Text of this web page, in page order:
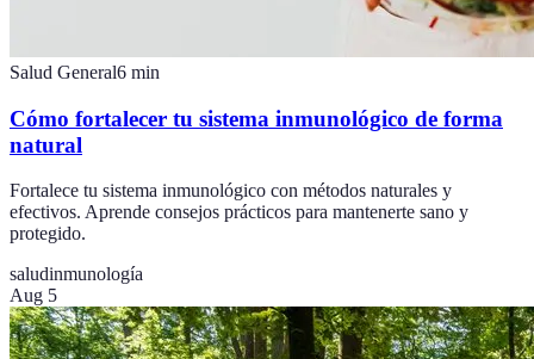
Salud General6 min
Cómo fortalecer tu sistema inmunológico de forma
natural
Fortalece tu sistema inmunológico con métodos naturales y
efectivos. Aprende consejos prácticos para mantenerte sano y
protegido.
saludinmunología
Aug 5